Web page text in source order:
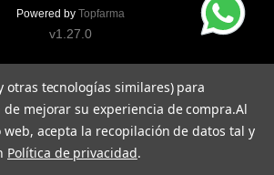
Powered by Topfarma
v1.27.0
otras tecnologías similares) para
mejorar su experiencia de compra.Al
acepta la recopilación de datos tal y
Política de privacidad.